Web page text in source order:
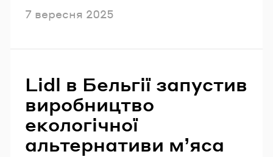
Опубліковано
7 вересня 2025
Lidl в Бельгії запустив
виробництво
екологічної
альтернативи м’яса